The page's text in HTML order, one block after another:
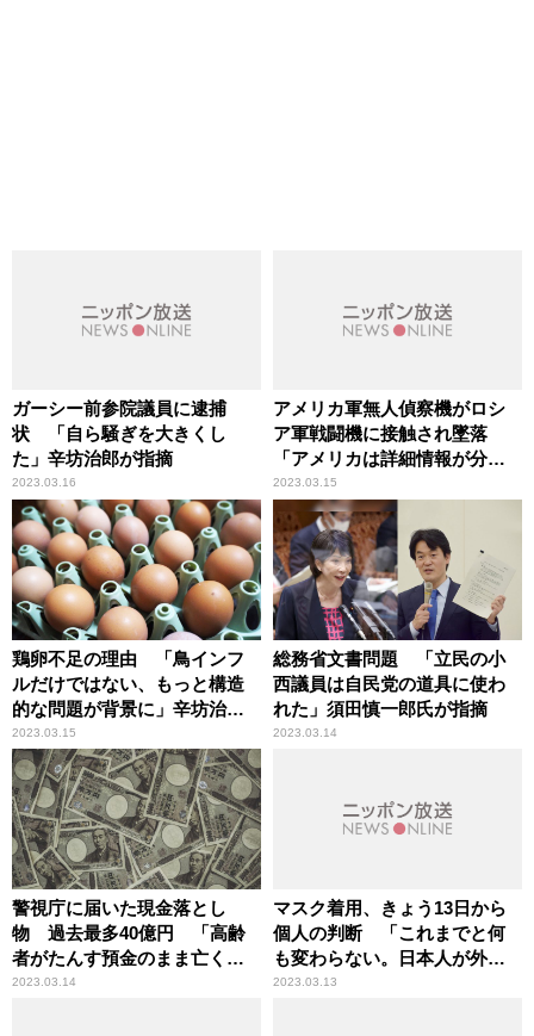
ガーシー前参院議員に逮捕
状 「自ら騒ぎを大きくし
た」辛坊治郎が指摘
2023.03.16
アメリカ軍無人偵察機がロシ
ア軍戦闘機に接触され墜落
「アメリカは詳細情報が分か
っていても、公にしない理由
がある」辛坊治郎が解説
2023.03.15
鶏卵不足の理由 「鳥インフ
ルだけではない、もっと構造
的な問題が背景に」辛坊治郎
が解説
2023.03.15
総務省文書問題 「立民の小
西議員は自民党の道具に使わ
れた」須田慎一郎氏が指摘
2023.03.14
警視庁に届いた現金落とし
物 過去最多40億円 「高齢
者がたんす預金のまま亡くな
っている」辛坊治郎が解説
2023.03.14
マスク着用、きょう13日から
個人の判断 「これまでと何
も変わらない。日本人が外さ
ないのは国民性だ」辛坊治郎
2023.03.13